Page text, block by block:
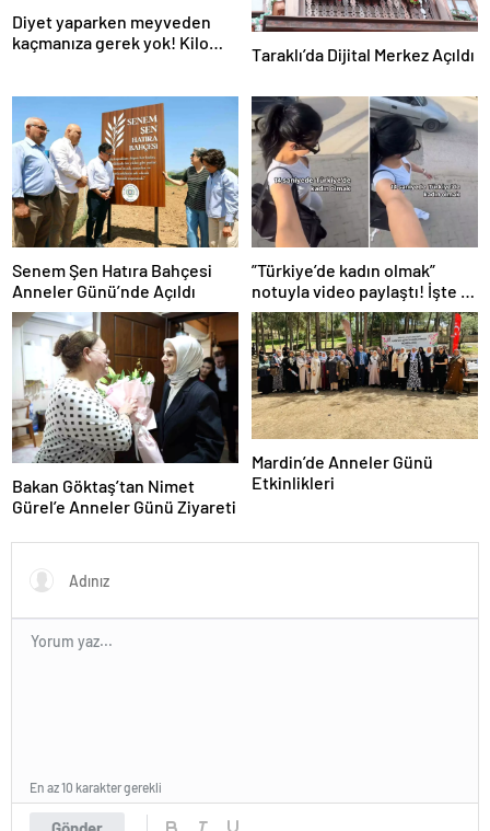
Diyet yaparken meyveden
kaçmanıza gerek yok! Kilo
Taraklı’da Dijital Merkez Açıldı
Senem Şen Hatıra Bahçesi
Anneler Günü’nde Açıldı
”Türkiye’de kadın olmak”
notuyla video paylaştı! İşte 14
saniyede yaşananlar
Bakan Göktaş’tan Nimet
Gürel’e Anneler Günü Ziyareti
Mardin’de Anneler Günü
Etkinlikleri
En az 10 karakter gerekli